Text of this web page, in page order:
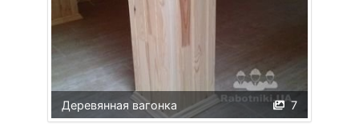
7
Деревянная вагонка